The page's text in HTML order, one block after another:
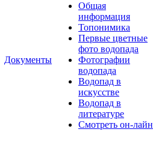
Документы
Общая
информация
Топонимика
Первые цветные
фото водопада
Фотографии
водопада
Водопад в
искусстве
Водопад в
литературе
Смотреть он-лайн